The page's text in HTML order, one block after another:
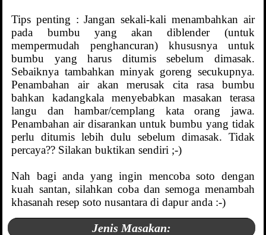
Tips penting : Jangan sekali-kali menambahkan air
pada bumbu yang akan diblender (untuk
mempermudah penghancuran) khususnya untuk
bumbu yang harus ditumis sebelum dimasak.
Sebaiknya tambahkan minyak goreng secukupnya.
Penambahan air akan merusak cita rasa bumbu
bahkan kadangkala menyebabkan masakan terasa
langu dan hambar/cemplang kata orang jawa.
Penambahan air disarankan untuk bumbu yang tidak
perlu ditumis lebih dulu sebelum dimasak. Tidak
percaya?? Silakan buktikan sendiri ;-)
Nah bagi anda yang ingin mencoba soto dengan
kuah santan, silahkan coba dan semoga menambah
khasanah resep soto nusantara di dapur anda :-)
Jenis Masakan: